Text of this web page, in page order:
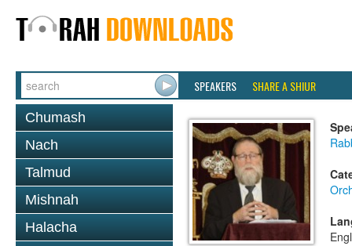
SPEAKERS SHARE A SHIUR
Chumash
Nach
Talmud
Mishnah
Halacha